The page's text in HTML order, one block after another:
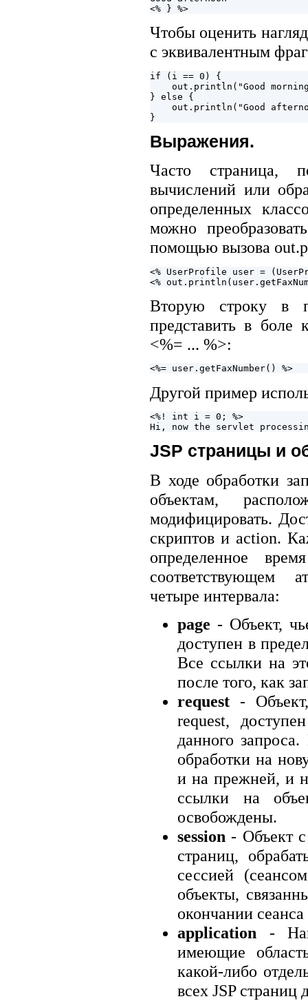
Чтобы оценить
с эквивалентным
if (i == 0) {
out.println("Good
} else {
out.println("Good
Выражения.
Часто страница,
вычислений или
определенных
можно
помощью вызова
<% UserProfile user =
Вторую строку в
представить в боле
<%= ... %>:
Другой пример
<%! int i = 0; %>
JSP страницы и
В ходе обработки
объектам,
модифицировать.
скриптов и action.
определенное
соответствующем
четыре интервала:
page - Объект,
доступен в
Все ссылки на
после того, как
request -
request,
данного
обработки на
и на прежней, и
ссылки на
освобождены.
session - Объект
страниц,
сессией
объекты,
окончании
application -
имеющие
какой-либо
всех JSP страниц